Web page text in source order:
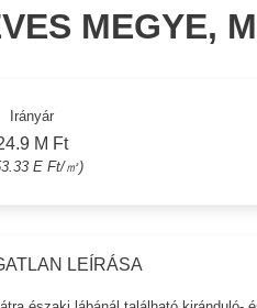
MEGYE,
Irányár
M Ft
E Ft/㎡)
LEÍRÁSA